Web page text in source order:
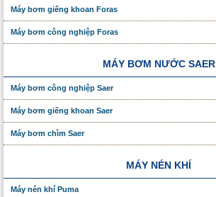
Máy bơm giếng khoan Foras
Máy bơm công nghiệp Foras
MÁY BƠM NƯỚC SAER
Máy bơm công nghiệp Saer
Máy bơm giếng khoan Saer
Máy bơm chìm Saer
MÁY NÉN KHÍ
Máy nén khí Puma